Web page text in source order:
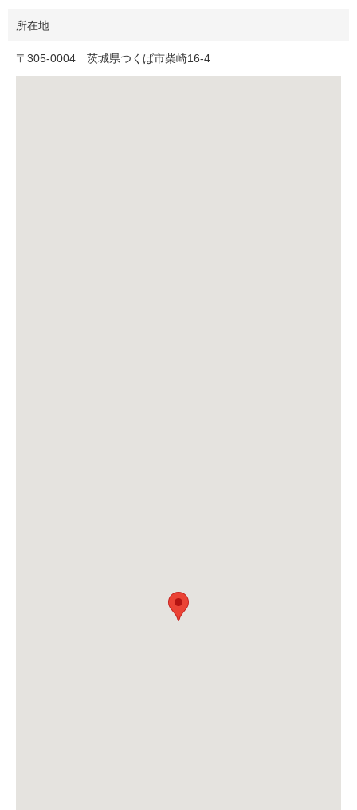
所在地
〒 305-0004 茨城県つくば市柴崎16-4